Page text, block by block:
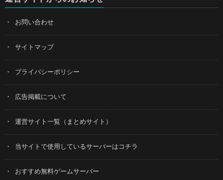
お問い合わせ
サイトマップ
プライバシーポリシー
広告掲載について
運営サイト一覧（まとめサイト）
当サイトで使用しているサーバーはコチラ
おすすめ無料ゲームサーバー